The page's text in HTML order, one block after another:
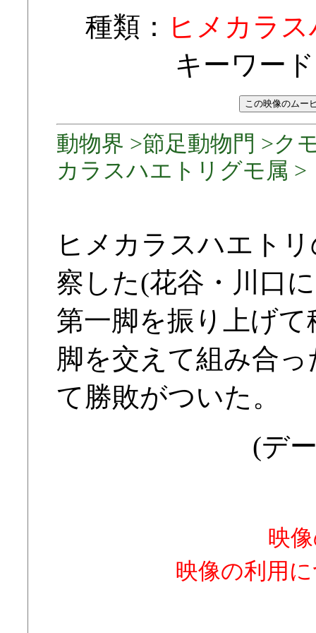
種類： ヒメカラ
キーワー
動物界 >節足動物門 >ク
カラスハエトリグモ属 >
ヒメカラスハエト
察した(花谷・川口
第一脚を振り上げ
脚を交えて組み合
て勝敗がついた。
(デ
映
映像の利用